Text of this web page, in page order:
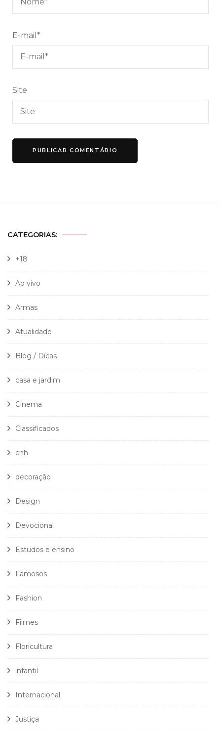
E-mail *
Site
CATEGORIAS:
+18
Ao vivo
Armas
Atualidade
Blog / Dicas
casa e jardim
Cinema
Classificados
cnh
decoração
Design
Devocional
Estudos e ensino
Famosos
Fashion
Filmes
Floricultura
infantil
Internacional
Justiça